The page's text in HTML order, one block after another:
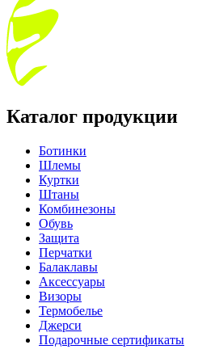
Каталог продукции
Ботинки
Шлемы
Куртки
Штаны
Комбинезоны
Обувь
Защита
Перчатки
Балаклавы
Аксессуары
Визоры
Термобелье
Джерси
Подарочные сертификаты